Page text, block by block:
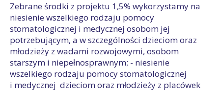
Zebrane środki z projektu 1,5% wykorzystamy na
niesienie wszelkiego rodzaju pomocy
stomatologicznej i medycznej osobom jej
potrzebującym, a w szczególności dzieciom oraz
młodzieży z wadami rozwojowymi, osobom
starszym i niepełnosprawnym; - niesienie
wszelkiego rodzaju pomocy stomatologicznej
i medycznej dzieciom oraz młodzieży z placówek